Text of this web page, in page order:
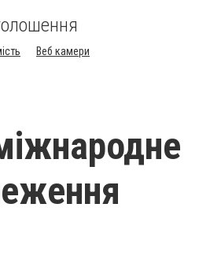
Веб камери